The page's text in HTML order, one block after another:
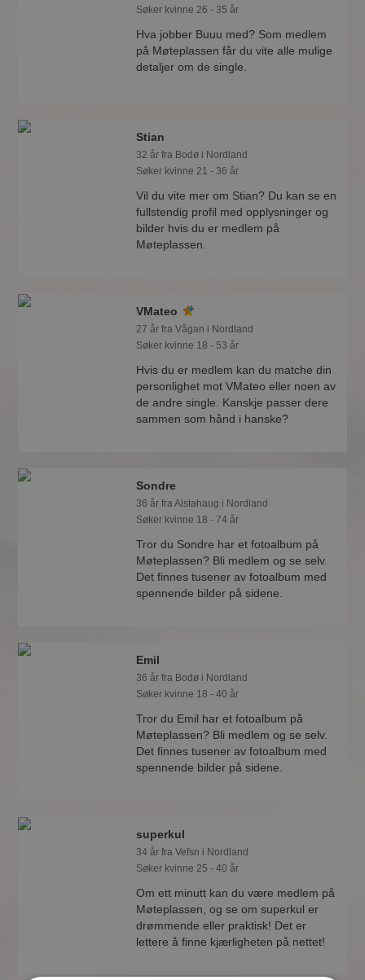
Søker kvinne 26 - 35 år
Hva jobber Buuu med? Som medlem
på Møteplassen får du vite alle mulige
detaljer om de single.
Stian
32 år fra Bodø i Nordland
Søker kvinne 21 - 36 år
Vil du vite mer om Stian? Du kan se en
fullstendig profil med opplysninger og
bilder hvis du er medlem på
Møteplassen.
VMateo
27 år fra Vågan i Nordland
Søker kvinne 18 - 53 år
Hvis du er medlem kan du matche din
personlighet mot VMateo eller noen av
de andre single. Kanskje passer dere
sammen som hånd i hanske?
Sondre
36 år fra Alstahaug i Nordland
Søker kvinne 18 - 74 år
Tror du Sondre har et fotoalbum på
Møteplassen? Bli medlem og se selv.
Det finnes tusener av fotoalbum med
spennende bilder på sidene.
Emil
36 år fra Bodø i Nordland
Søker kvinne 18 - 40 år
Tror du Emil har et fotoalbum på
Møteplassen? Bli medlem og se selv.
Det finnes tusener av fotoalbum med
spennende bilder på sidene.
superkul
34 år fra Vefsn i Nordland
Søker kvinne 25 - 40 år
Om ett minutt kan du være medlem på
Møteplassen, og se om superkul er
drømmende eller praktisk! Det er
lettere å finne kjærligheten på nettet!